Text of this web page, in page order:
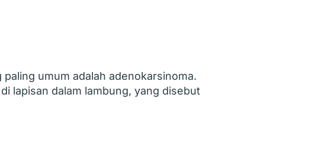
umum adalah adenokarsinoma.
lapisan dalam lambung, yang disebut